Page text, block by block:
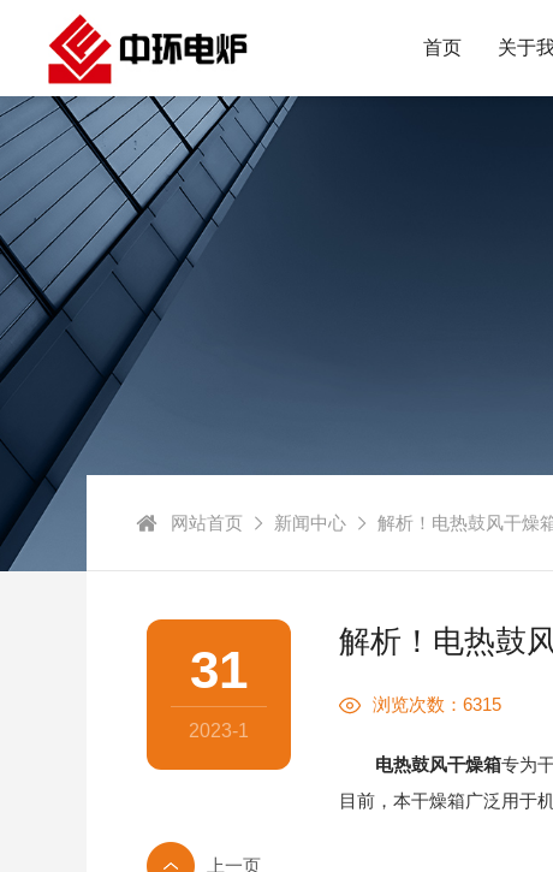
首页 关于
网站首页 新闻中心 解析！电热鼓风干燥
解析！电热鼓
浏览次数：6315
电热鼓风干燥箱专为
目前，本干燥箱广泛用于
31
2023-1